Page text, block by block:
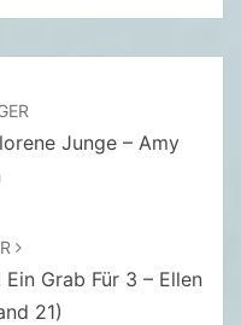
Junge – Amy
Grab Für 3 – Ellen
21)